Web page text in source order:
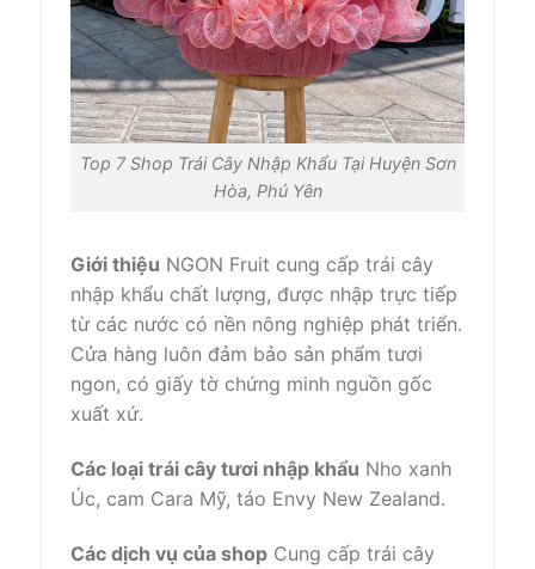
Top 7 Shop Trái Cây Nhập Khẩu Tại Huyện Sơn
Hòa, Phú Yên
Giới thiệu NGON Fruit cung cấp trái cây
nhập khẩu chất lượng, được nhập trực tiếp
từ các nước có nền nông nghiệp phát triển.
Cửa hàng luôn đảm bảo sản phẩm tươi
ngon, có giấy tờ chứng minh nguồn gốc
xuất xứ.
Các loại trái cây tươi nhập khẩu Nho xanh
Úc, cam Cara Mỹ, táo Envy New Zealand.
Các dịch vụ của shop Cung cấp trái cây